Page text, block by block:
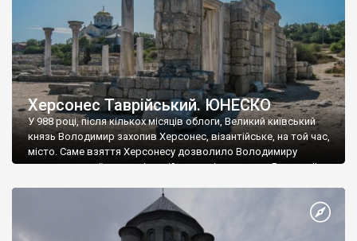
Херсонес Таврійський. ЮНЕСКО
У 988 році, після кількох місяців облоги, Великий київський
князь Володимир захопив Херсонес, візантійське, на той час,
місто. Саме взяття Херсонесу дозволило Володимиру
диктувати свої умови візантійському імператору Василю ІІ, та
Херсонесі Володимир-язичник, став Василем-християнином.
А потім було Хрещення Русі. На честь Херсонесу Таврійського